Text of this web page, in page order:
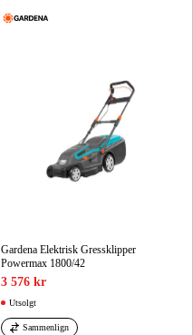
Gardena Elektrisk Gressklipper
Powermax 1800/42
3 576 kr
Utsolgt
Sammenlign